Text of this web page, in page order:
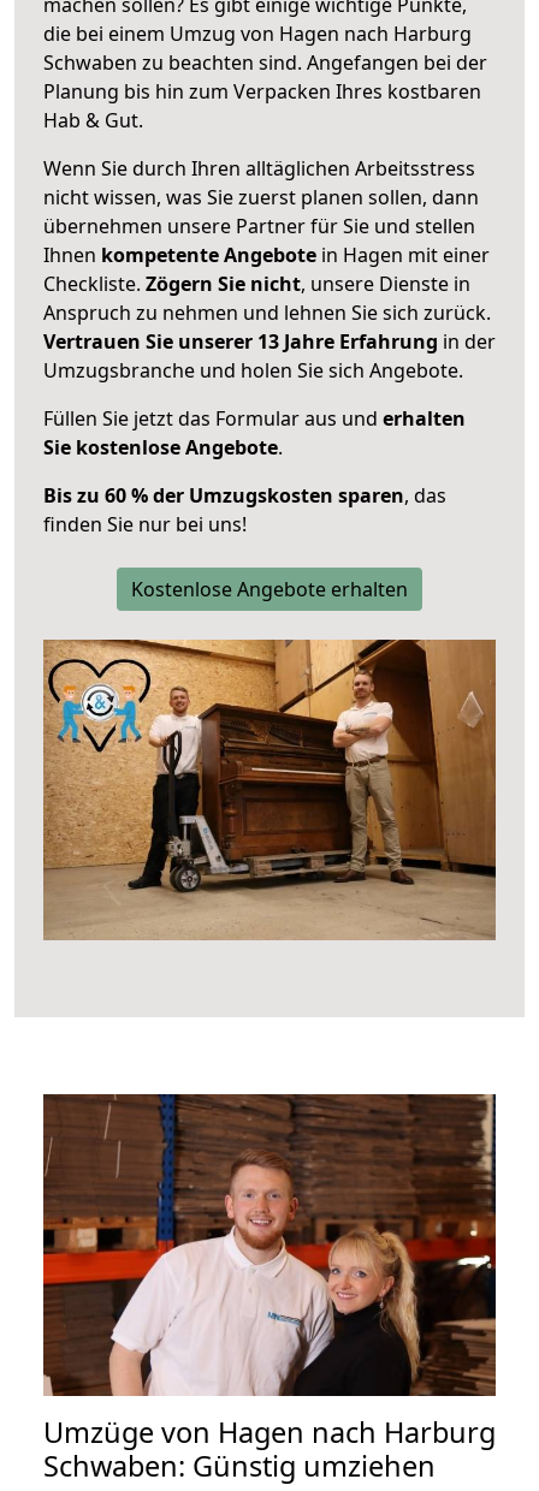
die bei einem Umzug von Hagen nach Harburg
Schwaben zu beachten sind. Angefangen bei der
Planung bis hin zum Verpacken Ihres kostbaren
Hab & Gut.
Wenn Sie durch Ihren alltäglichen Arbeitsstress
nicht wissen, was Sie zuerst planen sollen, dann
übernehmen unsere Partner für Sie und stellen
Ihnen kompetente Angebote in Hagen mit einer
Checkliste. Zögern Sie nicht, unsere Dienste in
Anspruch zu nehmen und lehnen Sie sich zurück.
Vertrauen Sie unserer 13 Jahre Erfahrung in der
Umzugsbranche und holen Sie sich Angebote.
Füllen Sie jetzt das Formular aus und erhalten
Sie kostenlose Angebote.
Bis zu 60 % der Umzugskosten sparen, das
finden Sie nur bei uns!
Kostenlose Angebote erhalten
Umzüge von Hagen nach Harburg
Schwaben: Günstig umziehen